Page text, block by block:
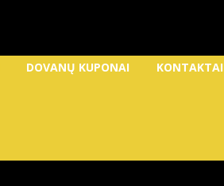
DOVANŲ KUPONAI KONTAKTAI